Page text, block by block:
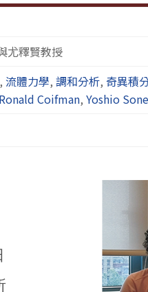
尤釋賢教授
, 流體力學, 調和分析, 奇異積
Ronald Coifman, Yoshio